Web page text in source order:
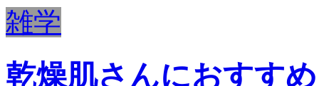
雑学
乾燥肌さんにおすす